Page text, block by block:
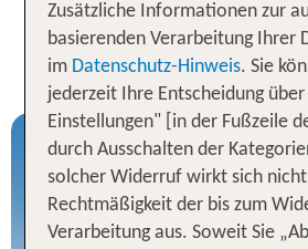
1 Woche
Flug - Unsere
Zusätzliche Informationen zur
basierenden Verarbeitung Ihrer
im Datenschutz-Hinweis. Sie
jederzeit Ihre Entscheidung
Einstellungen" [in der Fußzeile
durch Ausschalten der
solcher Widerruf wirkt sich
Rechtmäßigkeit der bis zum
Verarbeitung aus. Soweit Sie